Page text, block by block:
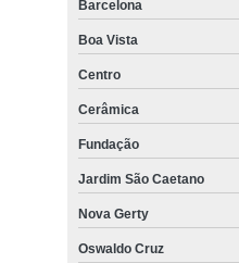
Barcelona
Boa Vista
Centro
Cerâmica
Fundação
Jardim São Caetano
Nova Gerty
Oswaldo Cruz